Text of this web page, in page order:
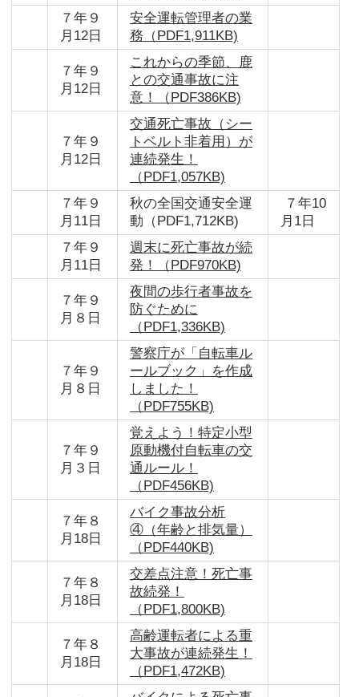
７年９
月12日
安全運転管理者の業
務（PDF1,911KB)
７年９
月12日
これからの季節、鹿
との交通事故に注
意！（PDF386KB)
７年９
月12日
交通死亡事故（シー
トベルト非着用）が
連続発生！
（PDF1,057KB)
７年９
月11日
秋の全国交通安全運
動（PDF1,712KB)
７年10
月1日
７年９
月11日
週末に死亡事故が続
発！（PDF970KB)
７年９
月８日
夜間の歩行者事故を
防ぐために
（PDF1,336KB)
７年９
月８日
警察庁が「自転車ル
ールブック」を作成
しました！
（PDF755KB)
７年９
月３日
覚えよう！特定小型
原動機付自転車の交
通ルール！
（PDF456KB)
７年８
月18日
バイク事故分析
④（年齢と排気量）
（PDF440KB)
７年８
月18日
交差点注意！死亡事
故続発！
（PDF1,800KB)
７年８
月18日
高齢運転者による重
大事故が連続発生！
（PDF1,472KB)